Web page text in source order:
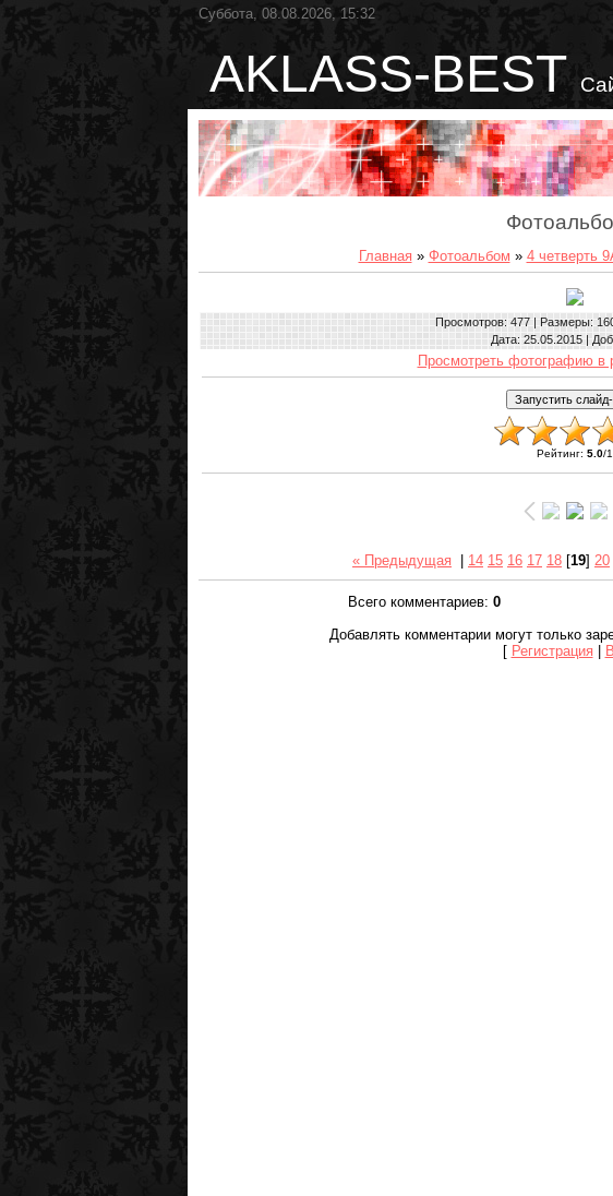
Суббота, 08.08.2026, 15:32
AKLASS-BEST
Главная » Фотоальбом » 4 четверть
Просмотров: 477 | Размеры:
Дата: 25.05.2015 |
Просмотреть фотографию в
Рейтинг: 5.0/1
« Предыдущая 14 15 16 17 18 [19] 20
Всего комментариев: 0
Добавлять комментарии могут только
[ Регистрация |